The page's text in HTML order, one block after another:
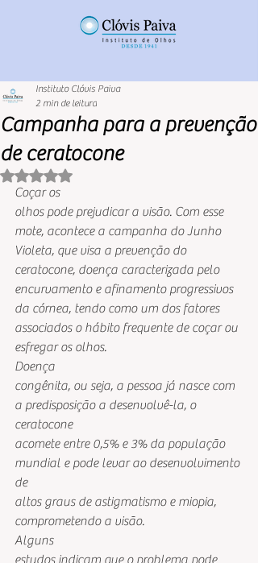
Campanha para a prevenção
de ceratocone
Instituto Clóvis Paiva
2 min de leitura
Avaliado com NaN de 5 estrelas.
Coçar os
olhos pode prejudicar a visão. Com esse
mote, acontece a campanha do Junho
Violeta, que visa a prevenção do
ceratocone, doença caracterizada pelo
encurvamento e afinamento progressivos
da córnea, tendo como um dos fatores
associados o hábito frequente de coçar ou
esfregar os olhos.
Doença
congênita, ou seja, a pessoa já nasce com
a predisposição a desenvolvê-la, o
ceratocone
acomete entre 0,5% e 3% da população
mundial e pode levar ao desenvolvimento
de
altos graus de astigmatismo e miopia,
comprometendo a visão.
Alguns
estudos indicam que o problema pode